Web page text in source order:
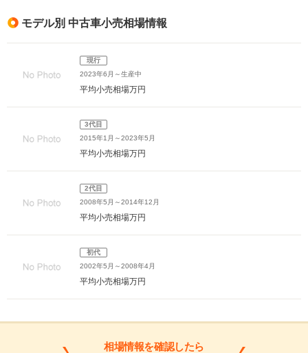
モデル別 中古車小売相場情報
現行
2023年6月～生産中
平均小売相場万円
3代目
2015年1月～2023年5月
平均小売相場万円
2代目
2008年5月～2014年12月
平均小売相場万円
初代
2002年5月～2008年4月
平均小売相場万円
相場情報を確認したら